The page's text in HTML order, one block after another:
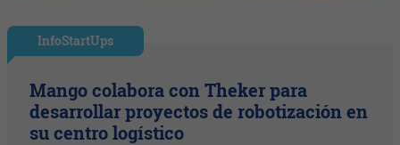
InfoStartUps
Mango colabora con Theker para
desarrollar proyectos de robotización en
su centro logístico